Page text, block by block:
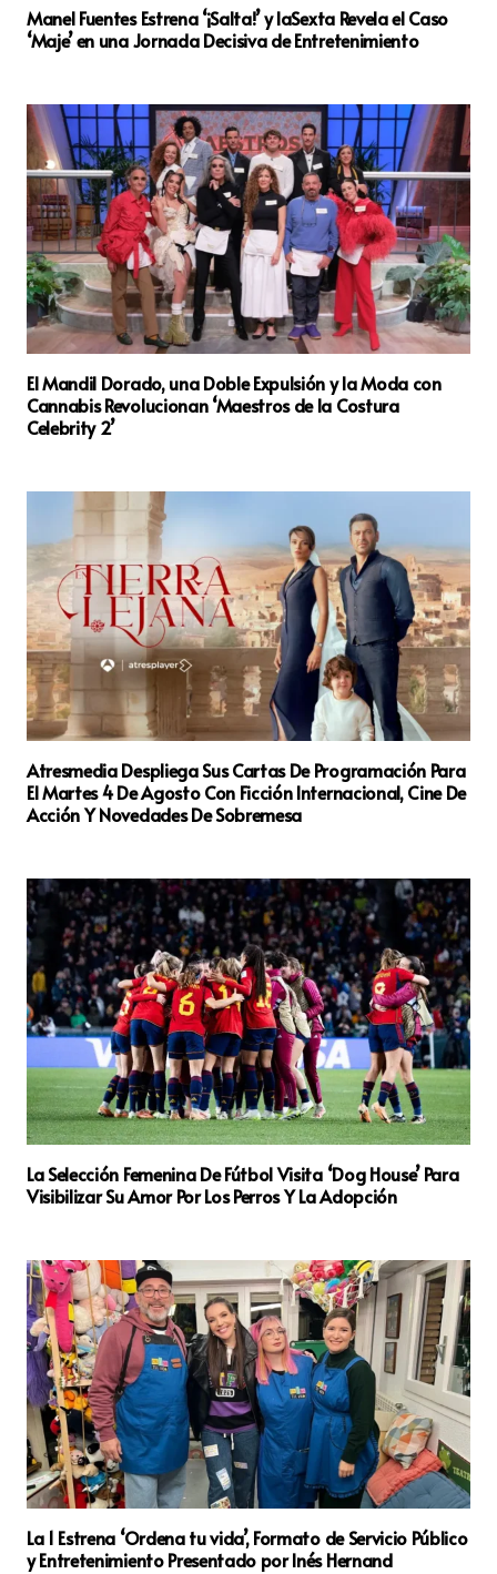
Manel Fuentes Estrena ‘¡Salta!’ y laSexta Revela el Caso
‘Maje’ en una Jornada Decisiva de Entretenimiento
El Mandil Dorado, una Doble Expulsión y la Moda con
Cannabis Revolucionan ‘Maestros de la Costura
Celebrity 2’
Atresmedia Despliega Sus Cartas De Programación Para
El Martes 4 De Agosto Con Ficción Internacional, Cine De
Acción Y Novedades De Sobremesa
La Selección Femenina De Fútbol Visita ‘Dog House’ Para
Visibilizar Su Amor Por Los Perros Y La Adopción
La 1 Estrena ‘Ordena tu vida’, Formato de Servicio Público
y Entretenimiento Presentado por Inés Hernand